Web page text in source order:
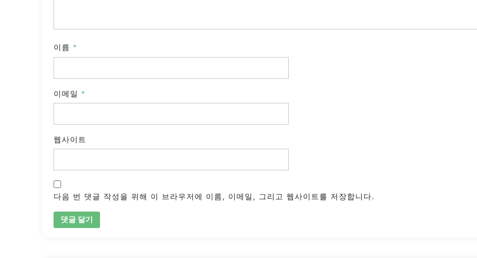
이름 *
이메일 *
웹사이트
다음 번 댓글 작성을 위해 이 브라우저에 이름, 이메일, 그리고 웹사이트를 저장합니다.